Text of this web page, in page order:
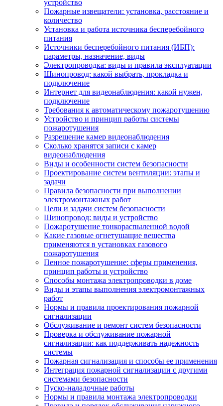
устройство
Пожарные извещатели: установка, расстояние и
количество
Установка и работа источника бесперебойного
питания
Источники бесперебойного питания (ИБП):
параметры, назначение, виды
Электропроводка: виды и правила эксплуатации
Шинопровод: какой выбрать, прокладка и
подключение
Интернет для видеонаблюдения: какой нужен,
подключение
Требования к автоматическому пожаротушению
Устройство и принцип работы системы
пожаротушения
Разрешение камер видеонаблюдения
Сколько хранятся записи с камер
видеонаблюдения
Виды и особенности систем безопасности
Проектирование систем вентиляции: этапы и
задачи
Правила безопасности при выполнении
электромонтажных работ
Цели и задачи систем безопасности
Шинопровод: виды и устройство
Пожаротушение тонкораспыленной водой
Какие газовые огнетушащие вещества
применяются в установках газового
пожаротушения
Пенное пожаротушение: сферы применения,
принцип работы и устройство
Способы монтажа электропроводки в доме
Виды и этапы выполнения электромонтажных
работ
Нормы и правила проектирования пожарной
сигнализации
Обслуживание и ремонт систем безопасности
Проверка и обслуживание пожарной
сигнализации: как поддерживать надежность
системы
Пожарная сигнализация и способы ее применения
Интеграция пожарной сигнализации с другими
системами безопасности
Пуско-наладочные работы
Нормы и правила монтажа электропроводки